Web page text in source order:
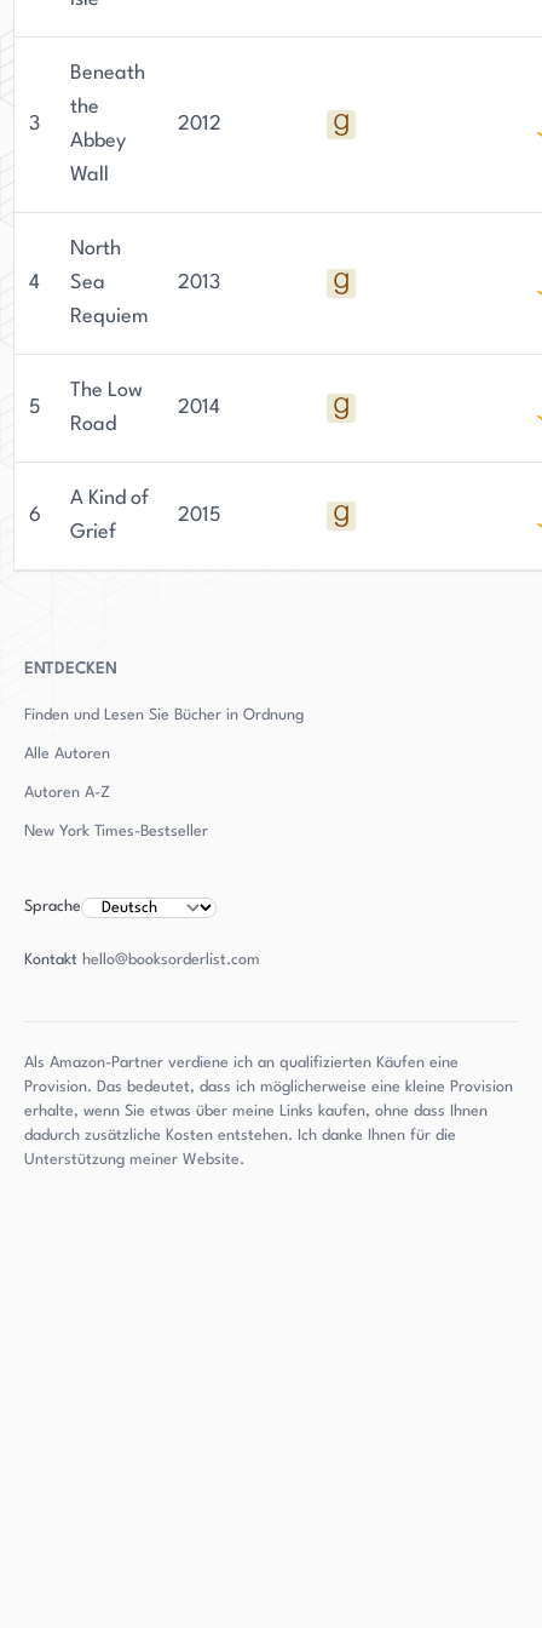
3
Beneath
the
Abbey
Wall
2012
4
North
Sea
Requiem
2013
5
The Low
Road
2014
6
A Kind of
Grief
2015
ENTDECKEN
Finden und Lesen Sie Bücher in Ordnung
Alle Autoren
Autoren A-Z
New York Times-Bestseller
Sprache
Kontakt hello@booksorderlist.com
Als Amazon-Partner verdiene ich an qualifizierten Käufen eine
Provision. Das bedeutet, dass ich möglicherweise eine kleine Provision
erhalte, wenn Sie etwas über meine Links kaufen, ohne dass Ihnen
dadurch zusätzliche Kosten entstehen. Ich danke Ihnen für die
Unterstützung meiner Website.